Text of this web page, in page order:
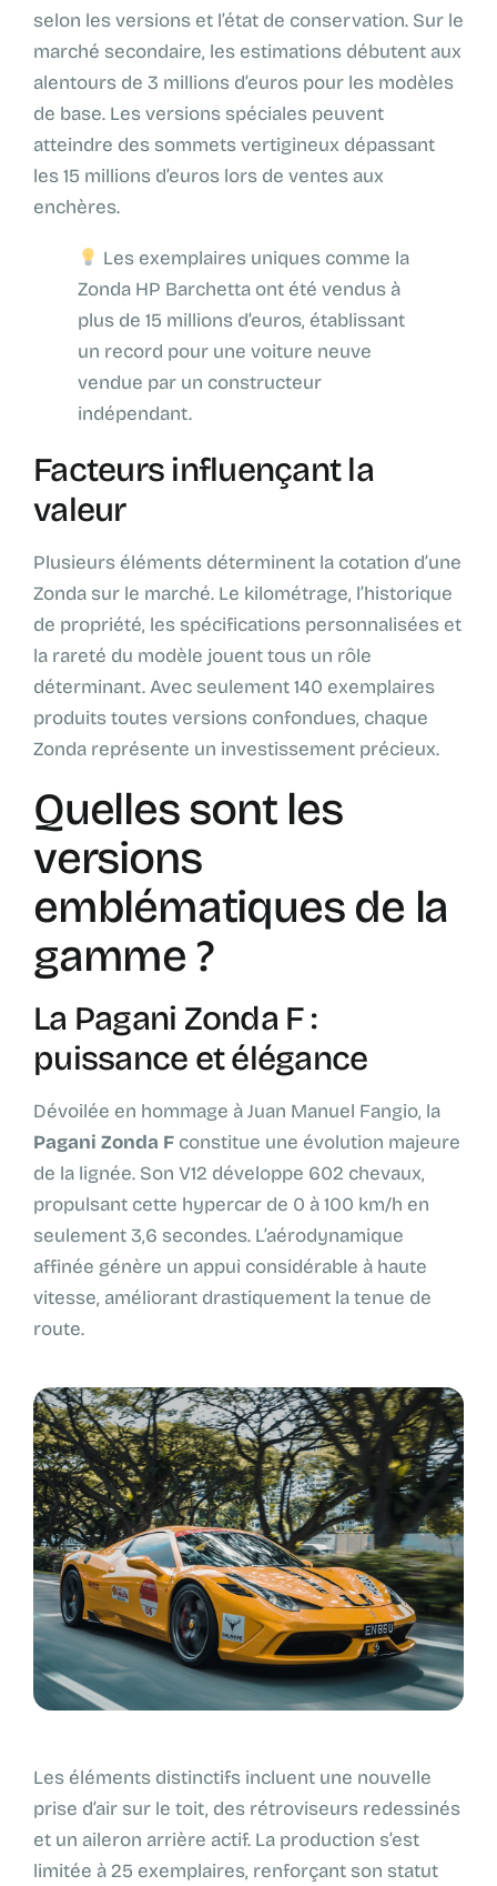
selon les versions et l’état de conservation. Sur le
marché secondaire, les estimations débutent aux
alentours de 3 millions d’euros pour les modèles
de base. Les versions spéciales peuvent
atteindre des sommets vertigineux dépassant
les 15 millions d’euros lors de ventes aux
enchères.
Les exemplaires uniques comme la
Zonda HP Barchetta ont été vendus à
plus de 15 millions d’euros, établissant
un record pour une voiture neuve
vendue par un constructeur
indépendant.
Facteurs influençant la
valeur
Plusieurs éléments déterminent la cotation d’une
Zonda sur le marché. Le kilométrage, l’historique
de propriété, les spécifications personnalisées et
la rareté du modèle jouent tous un rôle
déterminant. Avec seulement 140 exemplaires
produits toutes versions confondues, chaque
Zonda représente un investissement précieux.
Quelles sont les
versions
emblématiques de la
gamme ?
La Pagani Zonda F :
puissance et élégance
Dévoilée en hommage à Juan Manuel Fangio, la
Pagani Zonda F constitue une évolution majeure
de la lignée. Son V12 développe 602 chevaux,
propulsant cette hypercar de 0 à 100 km/h en
seulement 3,6 secondes. L’aérodynamique
affinée génère un appui considérable à haute
vitesse, améliorant drastiquement la tenue de
route.
Les éléments distinctifs incluent une nouvelle
prise d’air sur le toit, des rétroviseurs redessinés
et un aileron arrière actif. La production s’est
limitée à 25 exemplaires, renforçant son statut